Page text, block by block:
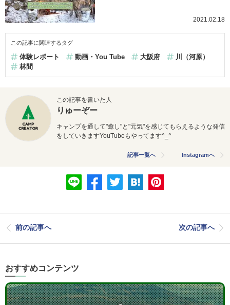
2021.02.18
この記事に関連するタグ
体験レポート 動画・You Tube 大阪府
川（河原）
林間
この記事を書いた人
りゅーぞー
キャンプを通して"癒し"と"元気"を感じてもらえるような発信
をしていきますYouTubeもやってます^_^
記事一覧へ Instagramへ
前の記事へ 次の記事へ
おすすめコンテンツ